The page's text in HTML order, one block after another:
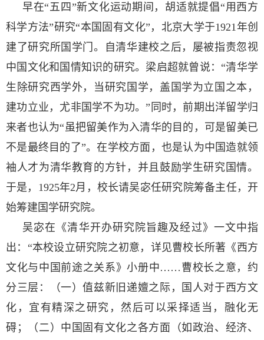
早在“五四”新文化运动期间，胡适就提倡“用西方
科学方法”研究“本国固有文化”，北京大学于1921年创
建了研究所国学门。自清华建校之后，屡被指责忽视
中国文化和国情知识的研究。梁启超就曾说：“清华学
生除研究西学外，当研究国学，盖国学为立国之本，
建功立业，尤非国学不为功。”同时，前期出洋留学归
来者也认为“虽把留美作为入清华的目的，可是留美已
不是最终目的了”。在学校方面，也是认为中国造就领
袖人才为清华教育的方针，并且鼓励学生研究国情。
于是，1925年2月，校长请吴宓任研究院筹备主任，开
始筹建国学研究院。
吴宓在《清华开办研究院旨趣及经过》一文中指
出：“本校设立研究院之初意，详见曹校长所著《西方
文化与中国前途之关系》小册中……曹校长之意，约
分三层：（一）值兹新旧递嬗之际，国人对于西方文
化，宜有精深之研究，然后可以采择适当，融化无
碍；（二）中国固有文化之各方面（如政治、经济、